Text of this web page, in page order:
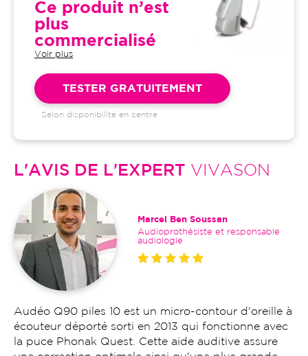
Ce produit n’est
plus
commercialisé
Voir plus
inclus : bilans auditifs, adaptation
initiale, visites de contrôle, visites
de réglages, dépannages
TESTER GRATUITEMENT
Selon disponibilité en centre
L'AVIS DE L'EXPERT VIVASON
Marcel Ben Soussan
Audioprothésiste et responsable
audiologie
Audéo Q90 piles 10 est un micro-contour d'oreille à
écouteur déporté sorti en 2013 qui fonctionne avec
la puce Phonak Quest. Cette aide auditive assure